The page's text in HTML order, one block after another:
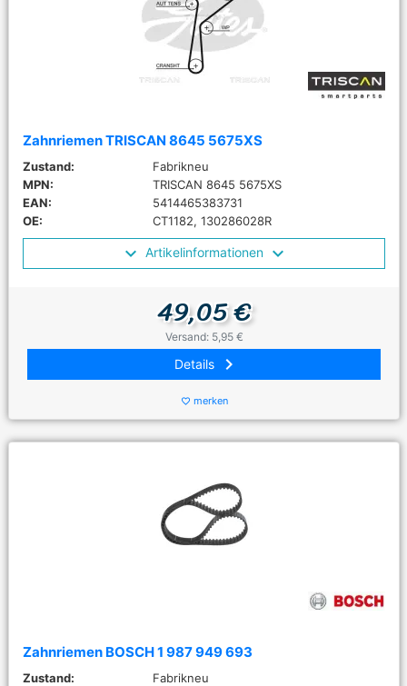
Zahnriemen TRISCAN 8645 5675XS
Zustand:
Fabrikneu
MPN:
TRISCAN 8645 5675XS
EAN:
5414465383731
OE:
CT1182, 130286028R
Artikelinformationen
49,05 €
Versand: 5,95 €
Details keyboard_arrow_right
favorite_border merken
Zahnriemen BOSCH 1 987 949 693
Zustand:
Fabrikneu